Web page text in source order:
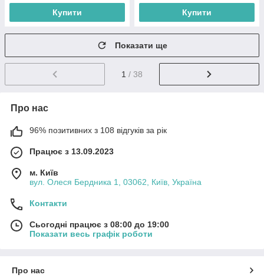
Купити Купити
Показати ще
1 / 38
Про нас
96% позитивних з 108 відгуків за рік
Працює з 13.09.2023
м. Київ
вул. Олеся Бердника 1, 03062, Київ, Україна
Контакти
Сьогодні працює з 08:00 до 19:00
Показати весь графік роботи
Про нас